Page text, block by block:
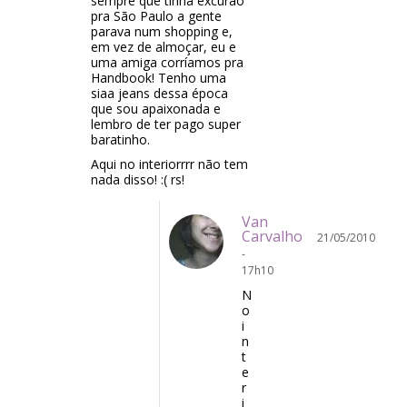
pra São Paulo a gente
parava num shopping e,
em vez de almoçar, eu e
uma amiga corríamos pra
Handbook! Tenho uma
siaa jeans dessa época
que sou apaixonada e
lembro de ter pago super
baratinho.
Aqui no interiorrrr não tem
nada disso! :( rs!
Van
Carvalho
21/05/2010
-
17h10
N
o
i
n
t
e
r
i